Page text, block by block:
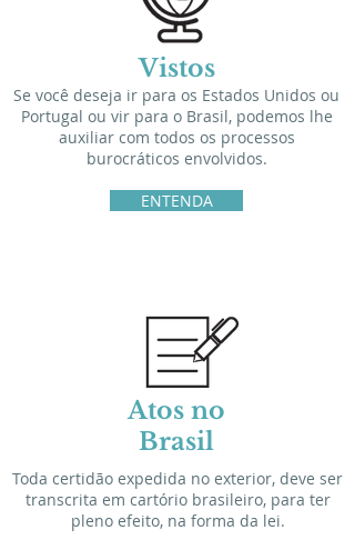
Vistos
Se você deseja ir para os Estados Unidos ou
Portugal ou vir para o Brasil, podemos lhe
auxiliar com todos os processos
burocráticos envolvidos.
ENTENDA
Atos no
Brasil
Toda certidão expedida no exterior, deve ser
transcrita em cartório brasileiro, para ter
pleno efeito, na forma da lei.